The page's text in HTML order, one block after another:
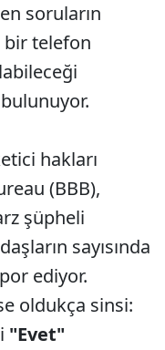
soruların
bir telefon
hakları
(BBB),
şüpheli
sayısında
ediyor.
oldukça sinsi:
"Evet"